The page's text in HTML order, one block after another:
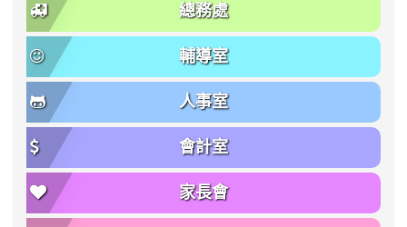
總務處
輔導室
人事室
會計室
家長會